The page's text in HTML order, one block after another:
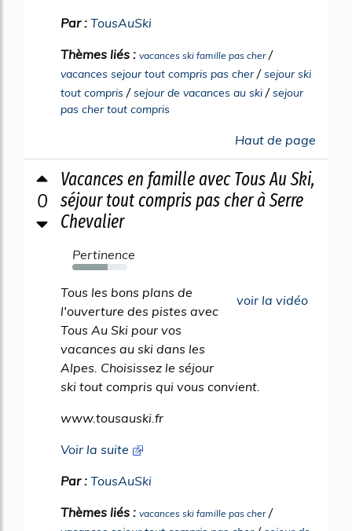
Par : TousAuSki
Thèmes liés : vacances ski famille pas cher/
vacances sejour tout compris pas cher/sejour ski
tout compris /sejour de vacances au ski /sejour
pas cher tout compris
Haut de page
0
Vacances en famille avec Tous Au Ski,
séjour tout compris pas cher à Serre
Chevalier
Pertinence
64%
voir la vidéo
Tous les bons plans de
l'ouverture des pistes avec
Tous Au Ski pour vos
vacances au ski dans les
Alpes. Choisissez le séjour
ski tout compris qui vous convient.
www.tousauski.fr
Voir la suite
Par : TousAuSki
Thèmes liés : vacances ski famille pas cher/